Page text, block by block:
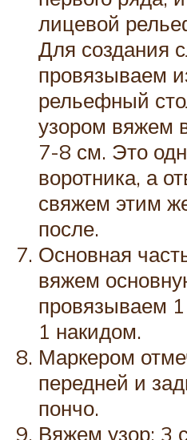
лицевой
Для создания
провязываем
рельефный
узором вяжем
7-8 см. Это
воротника, а
свяжем этим
после.
Основная
вяжем
провязываем
1 накидом.
Маркером
передней и
пончо.
Вяжем узор: 3